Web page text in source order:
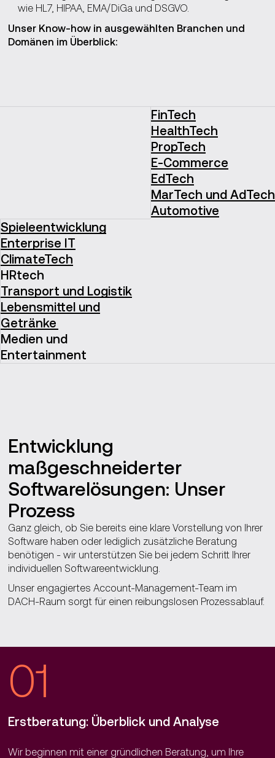
wie HL7, HIPAA, EMA/DiGa und DSGVO.
Unser Know-how in ausgewählten Branchen und
Domänen im Überblick:
FinTech
HealthTech
PropTech
E-Commerce
EdTech
MarTech und AdTech
Automotive
Spieleentwicklung
Enterprise IT
ClimateTech
HRtech
Transport und Logistik
Lebensmittel und
Getränke
Medien und
Entertainment
Entwicklung
maßgeschneiderter
Softwarelösungen: Unser
Prozess
Ganz gleich, ob Sie bereits eine klare Vorstellung von Ihrer
Software haben oder lediglich zusätzliche Beratung
benötigen - wir unterstützen Sie bei jedem Schritt Ihrer
individuellen Softwareentwicklung.
Unser engagiertes Account-Management-Team im
DACH-Raum sorgt für einen reibungslosen Prozessablauf.
01
Erstberatung: Überblick und Analyse
Wir beginnen mit einer gründlichen Beratung, um Ihre